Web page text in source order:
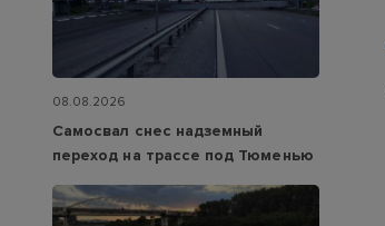
08.08.2026
Самосвал снес надземный
переход на трассе под Тюменью